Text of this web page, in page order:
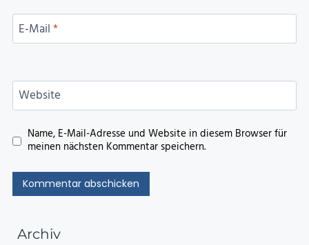
E-Mail*
Website
Name, E-Mail-Adresse und Website in diesem Browser für
meinen nächsten Kommentar speichern.
Archiv